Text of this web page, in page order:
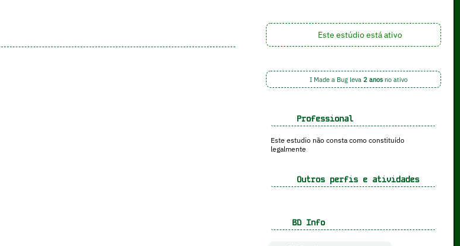
Este estúdio está ativo
I Made a Bug leva2 anos no ativo
Professional
Este estudio não consta como constituído
legalmente
Outros perfis e atividades
BD Info